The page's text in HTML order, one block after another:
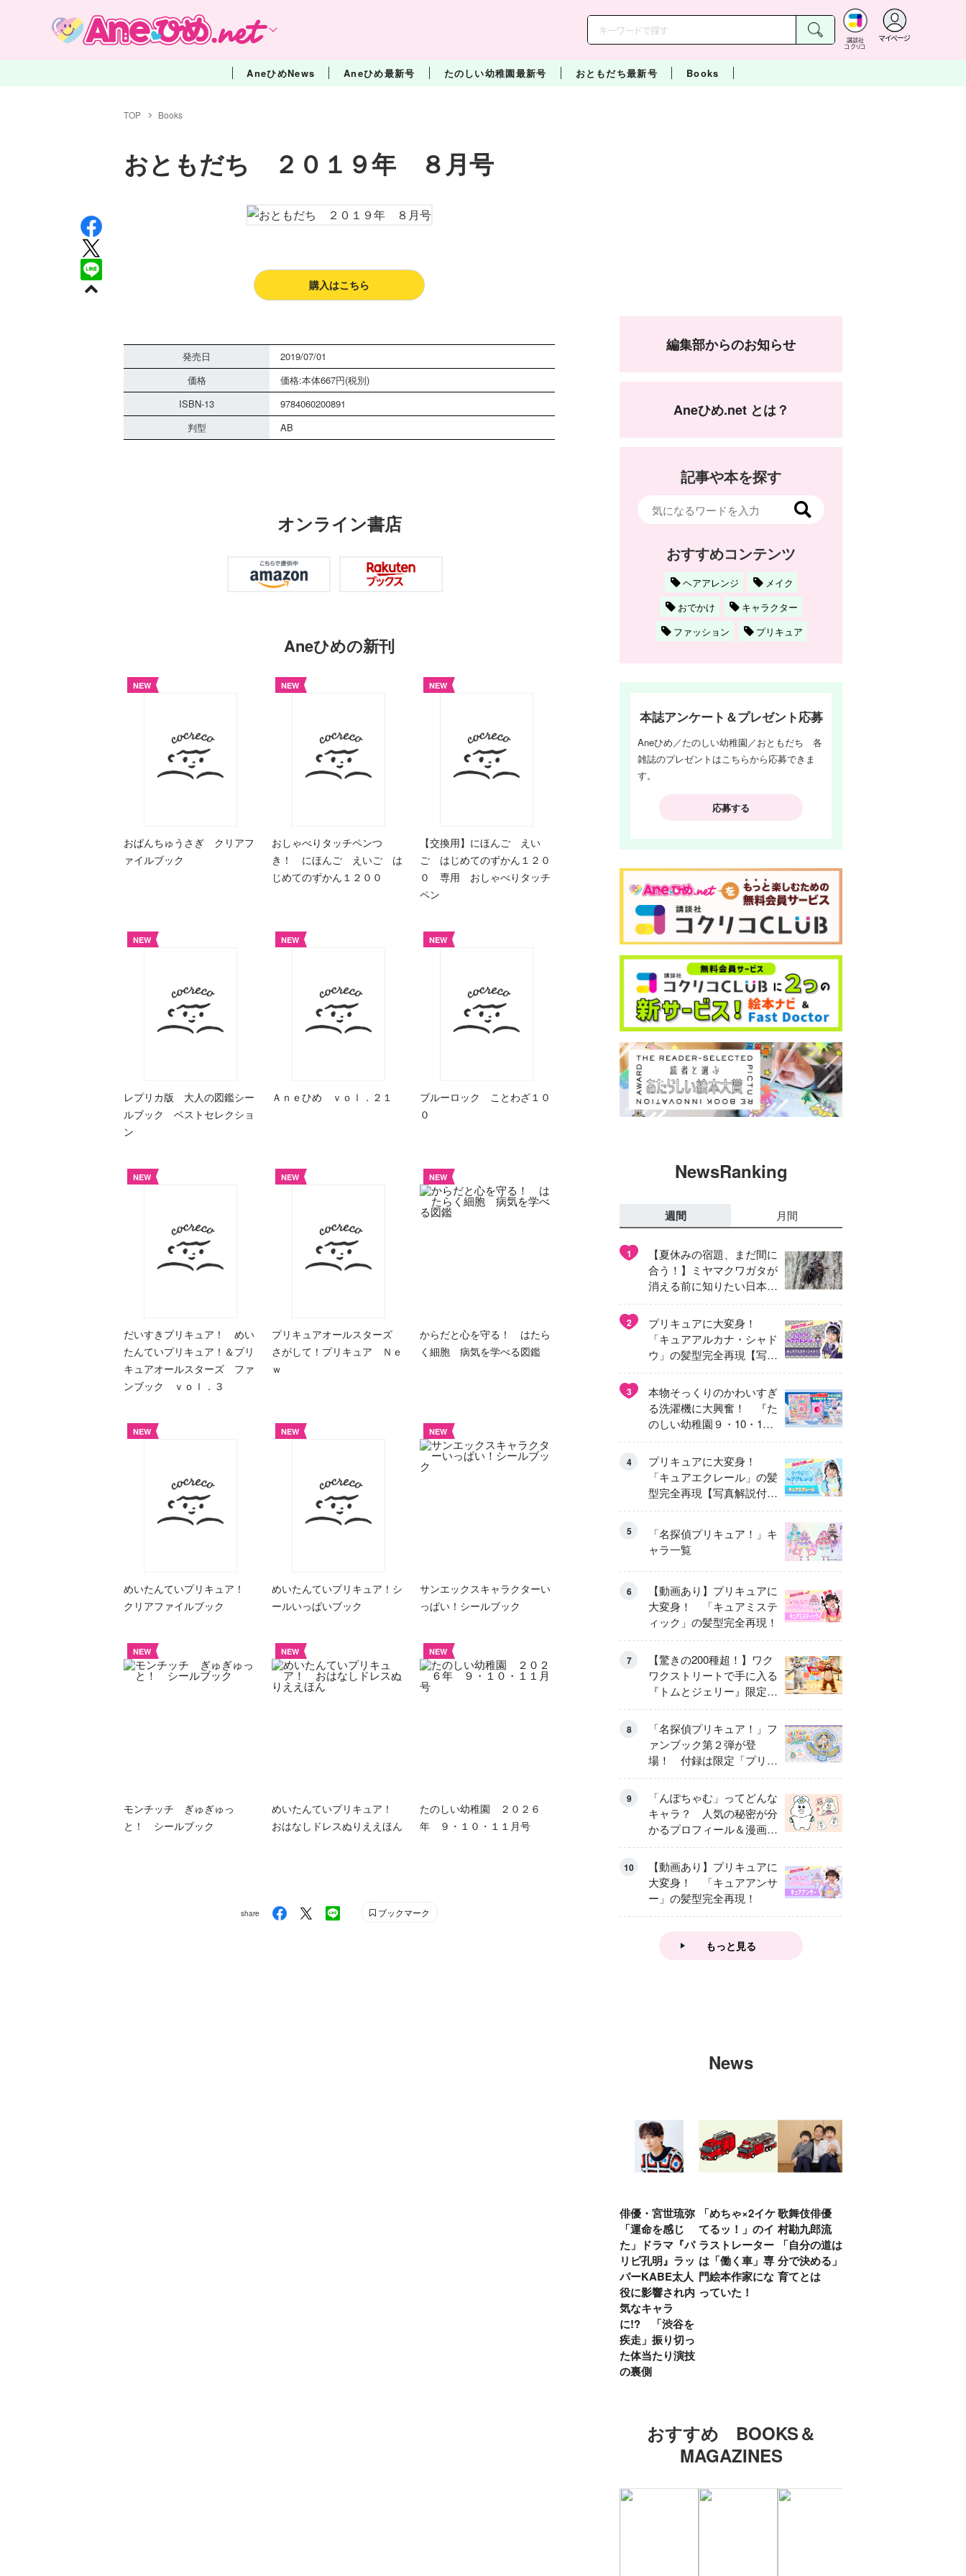
講談社
コクリコ
マイページ
AneひめNews Aneひめ最新号 たのしい幼稚園最新号 おともだち最新号 Books
TOP Books
おともだち ２０１９年 ８月号
購入はこちら
発売日
2019/07/01
価格
価格:本体667円(税別)
ISBN-13
9784060200891
判型
AB
オンライン書店
Aneひめの新刊
NEW
おぱんちゅうさぎ クリアフ
ァイルブック
NEW
おしゃべりタッチペンつ
き！ にほんご えいご は
じめてのずかん１２００
NEW
【交換用】にほんご えい
ご はじめてのずかん１２０
０ 専用 おしゃべりタッチ
ペン
NEW
レプリカ版 大人の図鑑シー
ルブック ベストセレクショ
ン
NEW
Ａｎｅひめ ｖｏｌ．２１
NEW
ブルーロック ことわざ１０
０
NEW
だいすきプリキュア！ めい
たんていプリキュア！＆プリ
キュアオールスターズ ファ
ンブック ｖｏｌ．３
NEW
プリキュアオールスターズ
さがして！プリキュア Ｎｅ
ｗ
NEW
からだと心を守る！ はたら
く細胞 病気を学べる図鑑
NEW
めいたんていプリキュア！
クリアファイルブック
NEW
めいたんていプリキュア！シ
ールいっぱいブック
NEW
サンエックスキャラクターい
っぱい！シールブック
NEW
モンチッチ ぎゅぎゅっ
と！ シールブック
NEW
めいたんていプリキュア！
おはなしドレスぬりええほん
NEW
たのしい幼稚園 ２０２６
年 ９・１０・１１月号
share ブックマーク
編集部からのお知らせ
Aneひめ.net とは？
記事や本を探す
おすすめコンテンツ
ヘアアレンジ
メイク
おでかけ
キャラクター
ファッション
プリキュア
本誌アンケート＆プレゼント応募
Aneひめ／たのしい幼稚園／おともだち 各
雑誌のプレゼントはこちらから応募できま
す。
応募する
NewsRanking
週間 月間
1
【夏休みの宿題、まだ間に
合う！】ミヤマクワガタが
消える前に知りたい日本の
異変
2
プリキュアに大変身！
「キュアアルカナ・シャド
ウ」の髪型完全再現【写真
解説付き】
3
本物そっくりのかわいすぎ
る洗濯機に大興奮！ 『た
のしい幼稚園９・10・11
月号』だけのオリジナル付
録「プリキュア くるくる
せんたくき」
4
プリキュアに大変身！
「キュアエクレール」の髪
型完全再現【写真解説付
き】
5
「名探偵プリキュア！」キ
ャラ一覧
6
【動画あり】プリキュアに
大変身！ 「キュアミステ
ィック」の髪型完全再現！
7
【驚きの200種超！】ワク
ワクストリートで手に入る
『トムとジェリー』限定グ
ッズ特集
8
「名探偵プリキュア！」フ
ァンブック第２弾が登
場！ 付録は限定「プリキ
ュアマコトジュエル キュ
アアルカナ・シャドウ ア
イスver.」 キュアエクレ
ールを大特集！
9
「んぽちゃむ」ってどんな
キャラ？ 人気の秘密が分
かるプロフィール＆漫画ま
とめ
10
【動画あり】プリキュアに
大変身！ 「キュアアンサ
ー」の髪型完全再現！
もっと見る
News
俳優・宮世琉弥
「運命を感じ
た」ドラマ『パ
リピ孔明』ラッ
パーKABE太人
役に影響され内
気なキャラ
に!? 「渋谷を
疾走」振り切っ
た体当たり演技
の裏側
「めちゃ×2イケ
てるッ！」のイ
ラストレーター
は「働く車」専
門絵本作家にな
っていた！
歌舞伎俳優 中
村勘九郎流
「自分の道は自
分で決める」子
育てとは
おすすめ BOOKS＆
MAGAZINES